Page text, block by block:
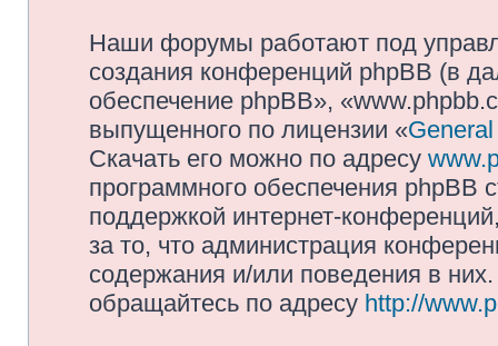
Наши форумы работают под
создания конференций phpBB (в
обеспечение phpBB»,
выпущенного по лицензии «
Скачать его можно по адресу
программного обеспечения phpBB
поддержкой интернет-
за то, что администрация
содержания и/или поведения в
обращайтесь по адресу http://